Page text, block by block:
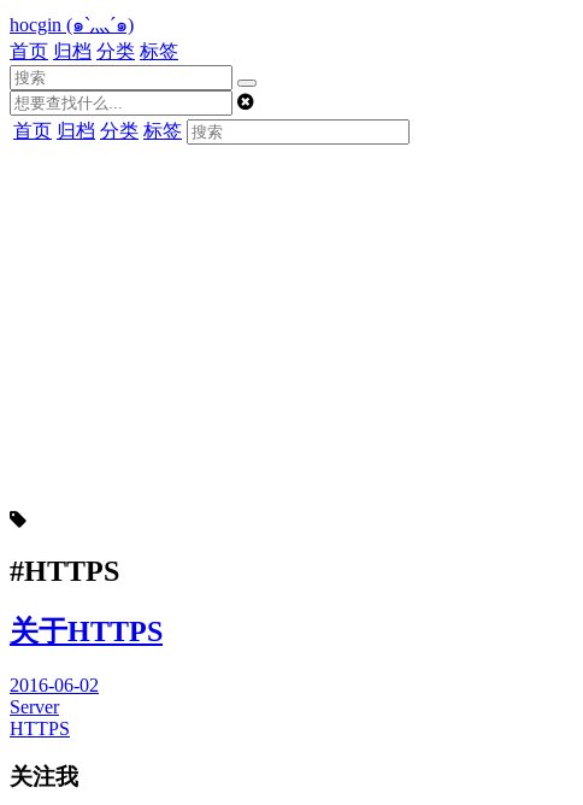
hocgin (๑`灬´๑)
首页 归档 分类 标签
首页 归档 分类 标签
#HTTPS
关于HTTPS
2016-06-02
Server
HTTPS
关注我